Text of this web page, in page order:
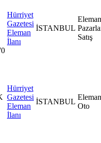
Hürriyet
Gazetesi
Eleman
İlanı
İSTANBUL
Satış
Hürriyet
Gazetesi
Eleman
İlanı
İSTANBUL
Oto